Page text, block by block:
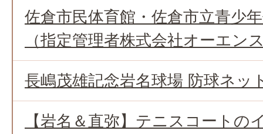
佐倉市民体育館・佐倉市立青少
（指定管理者株式会社オーエン
長嶋茂雄記念岩名球場 防球ネッ
【岩名＆直弥】テニスコートの